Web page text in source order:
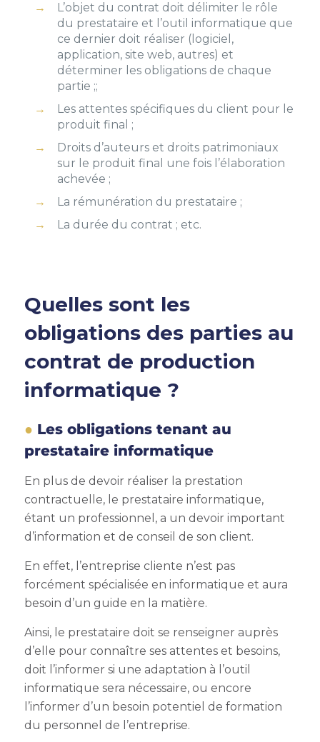
L’objet du contrat doit délimiter le rôle
du prestataire et l’outil informatique que
ce dernier doit réaliser (logiciel,
application, site web, autres) et
déterminer les obligations de chaque
partie ;;
Les attentes spécifiques du client pour le
produit final ;
Droits d’auteurs et droits patrimoniaux
sur le produit final une fois l’élaboration
achevée ;
La rémunération du prestataire ;
La durée du contrat ; etc.
Quelles sont les
obligations des parties au
contrat de production
informatique ?
Les obligations tenant au
prestataire informatique
En plus de devoir réaliser la prestation
contractuelle, le prestataire informatique,
étant un professionnel, a un devoir important
d’information et de conseil de son client.
En effet, l’entreprise cliente n’est pas
forcément spécialisée en informatique et aura
besoin d’un guide en la matière.
Ainsi, le prestataire doit se renseigner auprès
d’elle pour connaître ses attentes et besoins,
doit l’informer si une adaptation à l’outil
informatique sera nécessaire, ou encore
l’informer d’un besoin potentiel de formation
du personnel de l’entreprise.